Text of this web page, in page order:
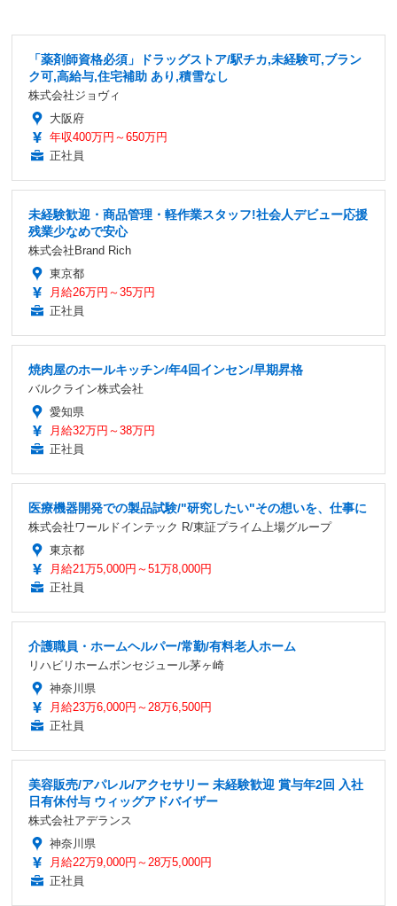
「薬剤師資格必須」ドラッグストア/駅チカ,未経験可,ブラン
ク可,高給与,住宅補助 あり,積雪なし
株式会社ジョヴィ
大阪府
年収400万円～650万円
正社員
未経験歓迎・商品管理・軽作業スタッフ!社会人デビュー応援
残業少なめで安心
株式会社Brand Rich
東京都
月給26万円～35万円
正社員
焼肉屋のホールキッチン/年4回インセン/早期昇格
バルクライン株式会社
愛知県
月給32万円～38万円
正社員
医療機器開発での製品試験/"研究したい"その想いを、仕事に
株式会社ワールドインテック R/東証プライム上場グループ
東京都
月給21万5,000円～51万8,000円
正社員
介護職員・ホームヘルパー/常勤/有料老人ホーム
リハビリホームボンセジュール茅ヶ崎
神奈川県
月給23万6,000円～28万6,500円
正社員
美容販売/アパレル/アクセサリー 未経験歓迎 賞与年2回 入社
日有休付与 ウィッグアドバイザー
株式会社アデランス
神奈川県
月給22万9,000円～28万5,000円
正社員